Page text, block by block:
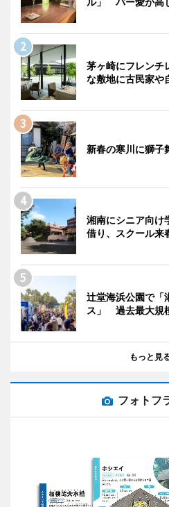
茅ヶ崎にフレン
な敷地に古民家や
新春の寒川に獅
湘南にシニア向
借り、スクール来
辻堂海浜公園で「
ス」 過去最大規
もっと見
フォトフ